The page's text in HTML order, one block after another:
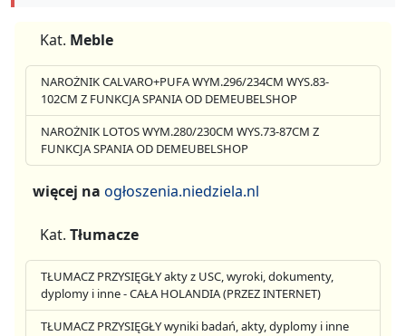
Kat. Meble
NAROŻNIK CALVARO+PUFA WYM.296/234CM WYS.83-
102CM Z FUNKCJA SPANIA OD DEMEUBELSHOP
NAROŻNIK LOTOS WYM.280/230CM WYS.73-87CM Z
FUNKCJA SPANIA OD DEMEUBELSHOP
więcej na ogłoszenia.niedziela.nl
Kat. Tłumacze
TŁUMACZ PRZYSIĘGŁY akty z USC, wyroki, dokumenty,
dyplomy i inne - CAŁA HOLANDIA (PRZEZ INTERNET)
TŁUMACZ PRZYSIĘGŁY wyniki badań, akty, dyplomy i inne